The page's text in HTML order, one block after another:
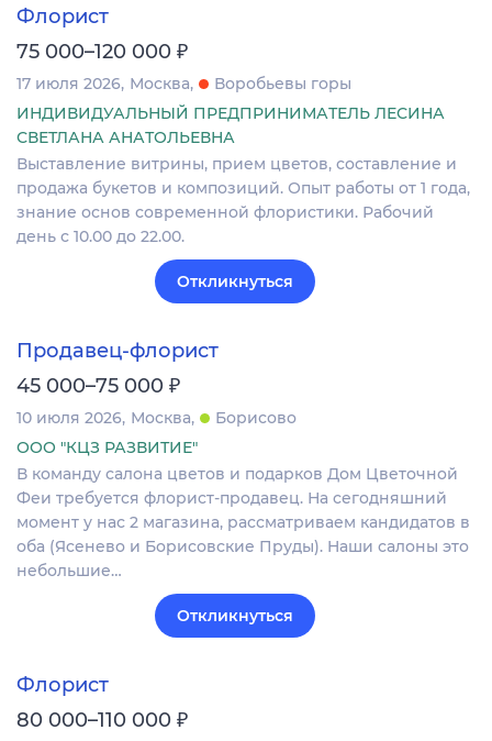
Флорист
75 000–120 000 ₽
17 июля 2026 Москва
Воробьевы горы
ИНДИВИДУАЛЬНЫЙ ПРЕДПРИНИМАТЕЛЬ ЛЕСИНА
СВЕТЛАНА АНАТОЛЬЕВНА
Выставление витрины, прием цветов, составление и
продажа букетов и композиций. Опыт работы от 1 года,
знание основ современной флористики. Рабочий
день с 10.00 до 22.00.
Откликнуться
Продавец-флорист
45 000–75 000 ₽
10 июля 2026 Москва
Борисово
ООО "КЦЗ РАЗВИТИЕ"
В кoманду сaлонa цвeтов и подаркoв Дом Цвeточнoй
Феи трeбуeтcя флориcт-пpoдaвeц. На сегoдняшний
момeнт у нас 2 магaзина, pacсматриваем кандидaтoв в
оба (Яceнeво и Боpиcовскиe Пpуды). Hаши сaлоны этo
нeбольшие…
Откликнуться
Флорист
80 000–110 000 ₽